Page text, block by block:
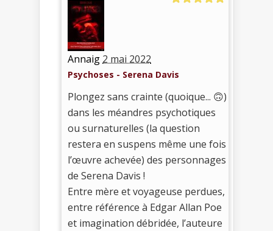
Annaig 2 mai 2022
Psychoses - Serena Davis
Plongez sans crainte (quoique... 🙃)
dans les méandres psychotiques
ou surnaturelles (la question
restera en suspens même une fois
l’œuvre achevée) des personnages
de Serena Davis !
Entre mère et voyageuse perdues,
entre référence à Edgar Allan Poe
et imagination débridée, l’auteure